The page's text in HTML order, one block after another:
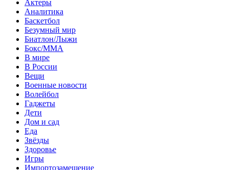
Актеры
Аналитика
Баскетбол
Безумный мир
Биатлон/Лыжи
Бокс/MMA
В мире
В России
Вещи
Военные новости
Волейбол
Гаджеты
Дети
Дом и сад
Еда
Звёзды
Здоровье
Игры
Импортозамещение